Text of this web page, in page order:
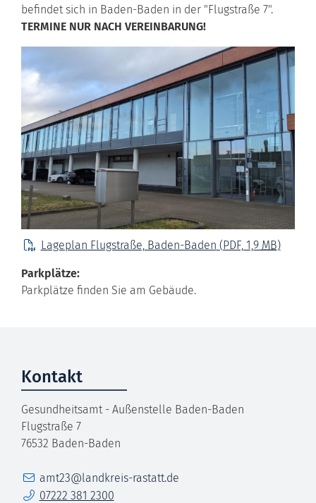
befindet sich in Baden-Baden in der "Flugstraße 7".
TERMINE NUR NACH VEREINBARUNG!
Lageplan Flugstraße, Baden-Baden (PDF, 1,9 MB)
Parkplätze:
Parkplätze finden Sie am Gebäude.
Kontakt
Gesundheitsamt - Außenstelle Baden-Baden
Flugstraße 7
76532 Baden-Baden
E-Mailamt23@landkreis-rastatt.de
Telefon07222 381 2300